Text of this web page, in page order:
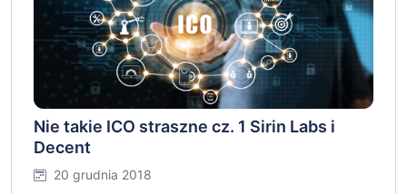
Nie takie ICO straszne cz. 1 Sirin Labs i
Decent
20 grudnia 2018